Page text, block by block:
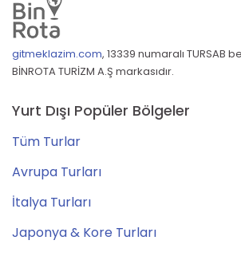
gitmeklazim.com, 13339 numaralı TURSAB
BİNROTA TURİZM A.Ş markasıdır.
Yurt Dışı Popüler Bölgeler
Tüm Turlar
Avrupa Turları
İtalya Turları
Japonya & Kore Turları